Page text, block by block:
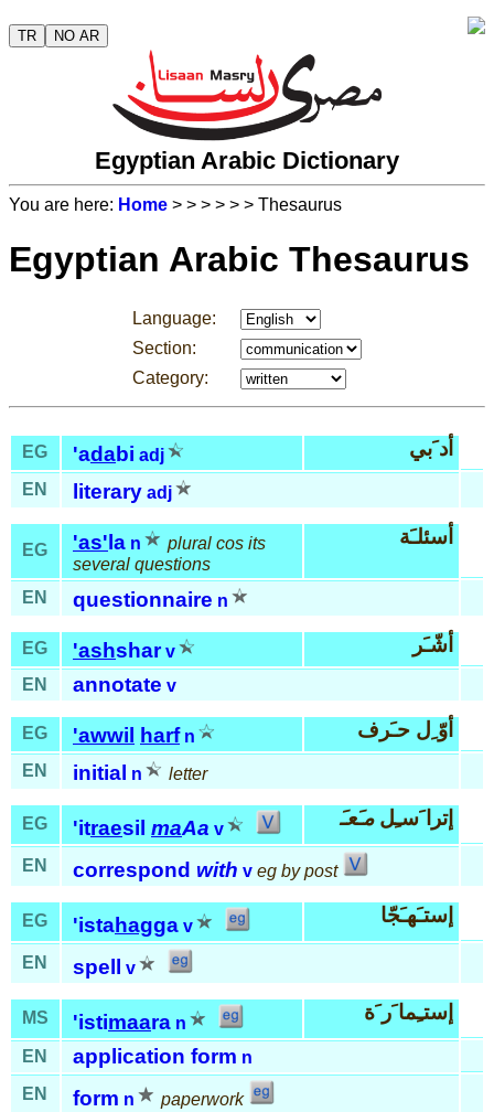
TR NO AR
Egyptian Arabic Dictionary
You are here: Home > > > > > > Thesaurus
Egyptian Arabic Thesaurus
Language:
Section:
Category:
EG 'adabi adj أد َبي
EN literary adj
EG 'as' la n
plural cos its
several questions
أسئلـَة
EN questionnaire n
EG 'ashshar v أشّـَر
EN annotate v
EG 'awwil harf n أوّ ِل حـَرف
EN initial n letter
EG 'itraesil maAa v إترا َسـِلمـَعـَ
EN correspond with v eg by post
EG 'istahagga v إستـَهـَجّا
EN spell v
MS 'istimaara n إستـِما َر َة
EN application form n
EN
form n paperwork